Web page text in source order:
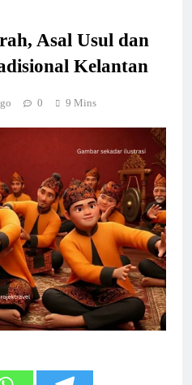
Asal Usul dan
Kelantan
0 9 Mins